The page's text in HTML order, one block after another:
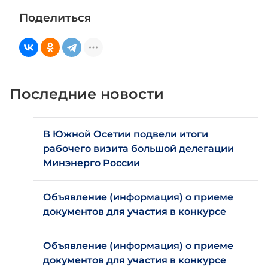
Поделиться
Последние новости
В Южной Осетии подвели итоги
рабочего визита большой делегации
Минэнерго России
Объявление (информация) о приеме
документов для участия в конкурсе
Объявление (информация) о приеме
документов для участия в конкурсе